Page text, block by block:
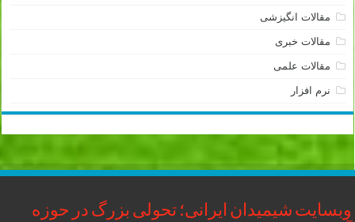
مقالات انگیزشی
مقالات خبری
مقالات علمی
نرم افزار
وبسایت شیمیدان ایرانی؛ تحولی بزرگ در حوزه